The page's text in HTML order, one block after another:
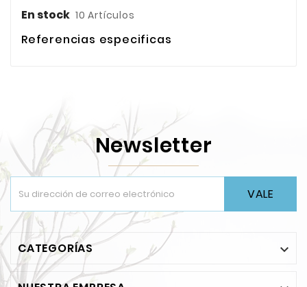
En stock 10 Artículos
Referencias especificas
Newsletter
VALE
CATEGORÍAS 